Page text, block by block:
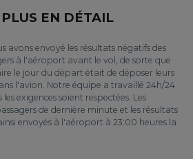
EN DÉTAIL
avons envoyé les résultats négatifs des
à l'aéroport avant le vol, de sorte que
le jour du départ était de déposer leurs
l'avion. Notre équipe a travaillé 24h/24
exigences soient respectées. Les
de dernière minute et les résultats
envoyés à l'aéroport à 23:00 heures la